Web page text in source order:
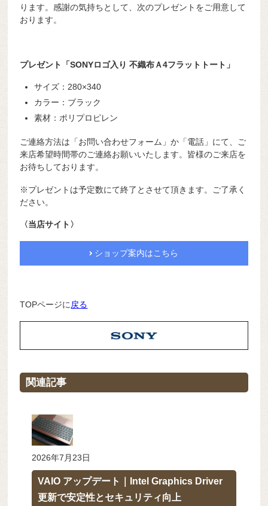
ります。感謝の気持ちとして、次のプレゼントをご用意して
おります。
プレゼント「SONYロゴ入り 不織布Ａ4フラットトート」
サイズ：280×340
カラー：ブラック
素材：ポリプロピレン
ご連絡方法は「お問い合わせフォーム」か「電話」にて、ご
来店希望時間帯のご連絡お願いいたします。皆様のご来店を
お待ちしております。
※プレゼントは予定数にて終了とさせて頂きます。ご了承く
ださい。
〈当店サイト〉
ショップ案内はこちら
TOPページに 戻る
関連記事
2026年7月23日
VAIO アップデート｜Intel Graphics Driver
更新で安定性とセキュリティ向上